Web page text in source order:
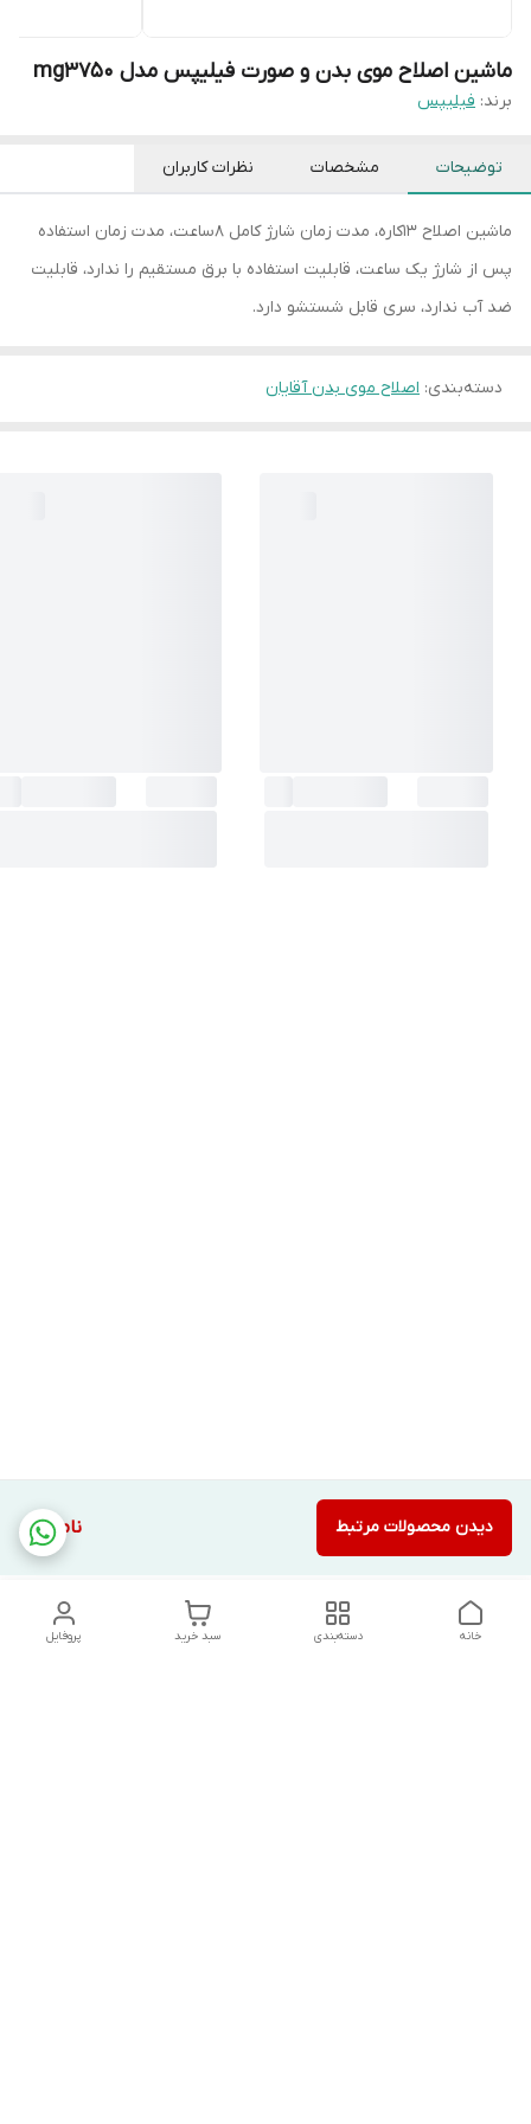
ماشین اصلاح موی بدن و صورت فیلیپس مدل mg3750
برند: فیلیپس
ناموجود دیدن محصولات مرتبط
توضیحات مشخصات نظرات کاربران
ماشین اصلاح 13کاره، مدت زمان شارژ کامل 8ساعت، مدت زمان استفاده
پس از شارژ یک ساعت، قابلیت استفاده با برق مستقیم را ندارد، قابلیت
ضد آب ندارد، سری قابل شستشو دارد.
دسته‌بندی: اصلاح موی بدن آقایان
پروفایل سبد خرید دسته‌بندی خانه